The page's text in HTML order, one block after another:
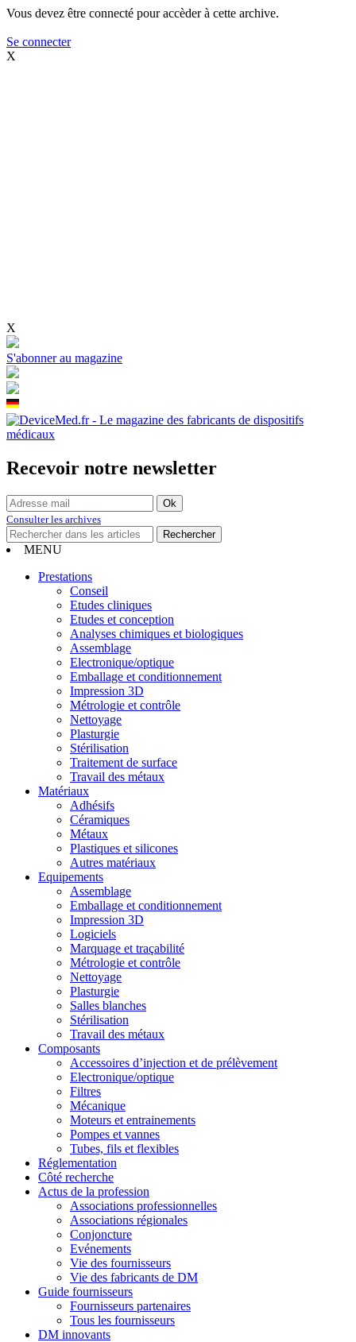
Vous devez être connecté pour accèder à cette archive.
Se connecter
X
X
S'abonner au magazine
Recevoir notre newsletter
Consulter les archives
MENU
Prestations
Conseil
Etudes cliniques
Etudes et conception
Analyses chimiques et biologiques
Assemblage
Electronique/optique
Emballage et conditionnement
Impression 3D
Métrologie et contrôle
Nettoyage
Plasturgie
Stérilisation
Traitement de surface
Travail des métaux
Matériaux
Adhésifs
Céramiques
Métaux
Plastiques et silicones
Autres matériaux
Equipements
Assemblage
Emballage et conditionnement
Impression 3D
Logiciels
Marquage et traçabilité
Métrologie et contrôle
Nettoyage
Plasturgie
Salles blanches
Stérilisation
Travail des métaux
Composants
Accessoires d’injection et de prélèvement
Electronique/optique
Filtres
Mécanique
Moteurs et entrainements
Pompes et vannes
Tubes, fils et flexibles
Réglementation
Côté recherche
Actus de la profession
Associations professionnelles
Associations régionales
Conjoncture
Evénements
Vie des fournisseurs
Vie des fabricants de DM
Guide fournisseurs
Fournisseurs partenaires
Tous les fournisseurs
DM innovants